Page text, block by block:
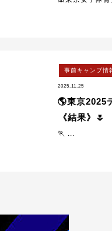
事前キャンプ情
2025.11.25
🌎‍‍東京2025
《結果》🌷
‍🏃 ...